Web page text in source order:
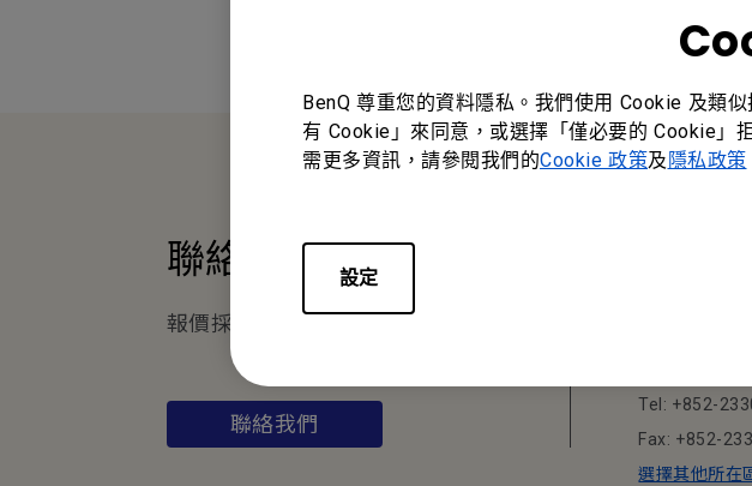
BenQ 尊重您的資料隱私。我們使用 Cookie 及類
有 Cookie」來同意，或選擇「僅必要的 Cookie」
需更多資訊，請參閱我們的Cookie 政策及 隱私政策
設定
聯絡我們
報價採購 · 技術諮詢 · 售後服務
聯絡我們
Tel: +852-
Fax: +852-
選擇其他所在